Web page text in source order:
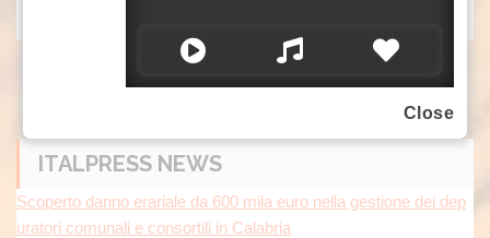
ITALPRESS NEWS
Scoperto danno erariale da 600 mila euro nella gestione dei dep
uratori comunali e consortili in Calabria
Close